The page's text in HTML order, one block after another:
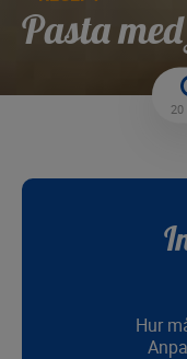
Pasta
20
Hur